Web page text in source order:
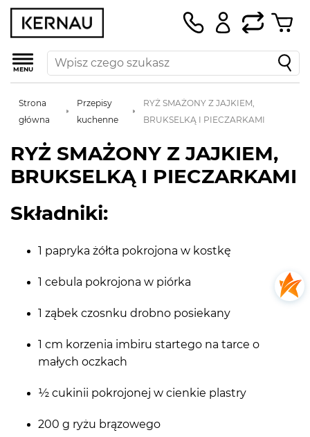
MENU
Strona
główna
Przepisy
kuchenne
RYŻ SMAŻONY Z JAJKIEM,
BRUKSELKĄ I PIECZARKAMI
RYŻ SMAŻONY Z JAJKIEM,
BRUKSELKĄ I PIECZARKAMI
Składniki:
1 papryka żółta pokrojona w kostkę
1 cebula pokrojona w piórka
1 ząbek czosnku drobno posiekany
1 cm korzenia imbiru startego na tarce o
małych oczkach
½ cukinii pokrojonej w cienkie plastry
200 g ryżu brązowego